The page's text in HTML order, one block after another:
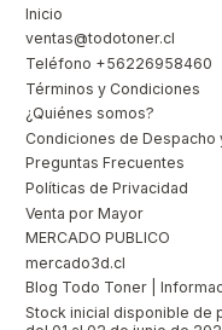
Inicio
ventas@todotoner.cl
Teléfono +56226958460
Términos y Condiciones
¿Quiénes somos?
Condiciones de Despacho
Preguntas Frecuentes
Políticas de Privacidad
Venta por Mayor
MERCADO PUBLICO
mercado3d.cl
Blog Todo Toner |
Stock inicial disponible de